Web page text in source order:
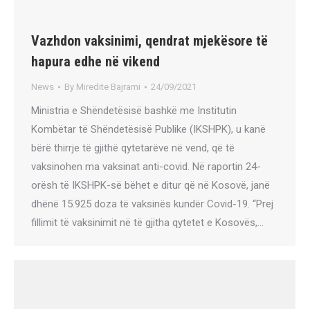
Vazhdon vaksinimi, qendrat mjekësore të
hapura edhe në vikend
News By Miredite Bajrami 24/09/2021
Ministria e Shëndetësisë bashkë me Institutin
Kombëtar të Shëndetësisë Publike (IKSHPK), u kanë
bërë thirrje të gjithë qytetarëve në vend, që të
vaksinohen ma vaksinat anti-covid. Në raportin 24-
orësh të IKSHPK-së bëhet e ditur që në Kosovë, janë
dhënë 15.925 doza të vaksinës kundër Covid-19. “Prej
fillimit të vaksinimit në të gjitha qytetet e Kosovës,…